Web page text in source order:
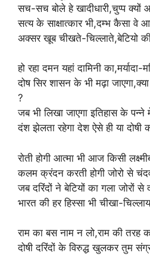
सच-सच बोले हे खादीधारी,चुप्प क्यों
सत्य के साक्षात्कार भी,दम्भ कैसा वे
अक्सर खूब चीखते-चिल्लाते,बेटियो की
हो रहा दमन यहां दामिनी का,मर्यादा-
दोष सिर शासन के भी मढ़ा
?
जब भी लिखा जाएगा इतिहास के पन्ने
दंश झेलता रहेगा देश ऐसे ही या दोषी
रोती होगी आत्मा भी आज किसी
कलम क्रंदन करती होगी जोरो से
जब दरिंदों ने बेटियों का गला जोरों से
भारत की हर हिस्सा भी चीखा-
राम का बस नाम न लो,राम की तरह
दोषी दरिंदों के विरुद्ध खुलकर तुम